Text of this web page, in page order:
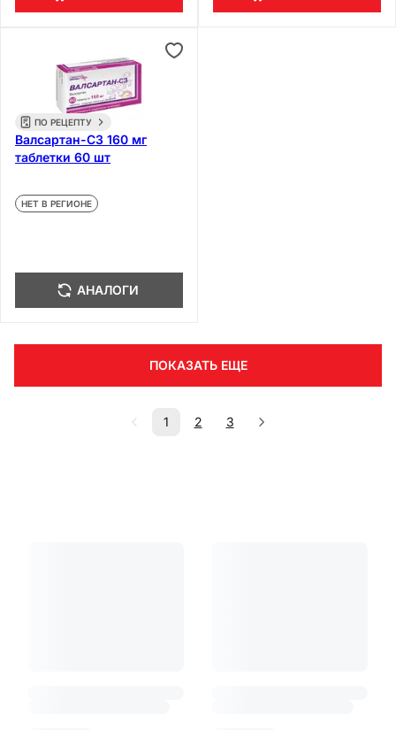
ПО РЕЦЕПТУ
Валсартан-СЗ 160 мг
таблетки 60 шт
НЕТ В РЕГИОНЕ
АНАЛОГИ
ПОКАЗАТЬ ЕЩЕ
1 2 3